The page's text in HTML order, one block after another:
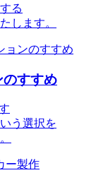
る
します。
のすすめ
う選択を